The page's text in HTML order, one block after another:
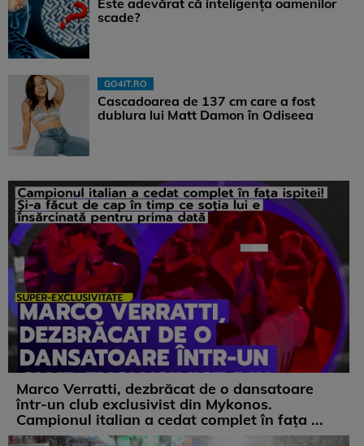
Este adevărat că inteligența oamenilor
scade?
GO4IT.RO
Cascadoarea de 137 cm care a fost
dublura lui Matt Damon în Odiseea
Marco Verratti, dezbrăcat de o dansatoare
într-un club exclusivist din Mykonos.
Campionul italian a cedat complet în fața ...